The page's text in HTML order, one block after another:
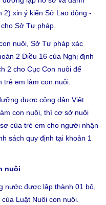
2) xin ý kiến Sở Lao động -
Sở Tư pháp.
nuôi, Sở Tư pháp xác
2 Điều 16 của Nghị định
2 cho Cục Con nuôi để
em làm con nuôi.
được công dân Việt
con nuôi, thì cơ sở nuôi
của trẻ em cho người nhận
sách quy định tại khoản 1
nuôi
nước được lập thành 01 bộ,
Luật Nuôi con nuôi.